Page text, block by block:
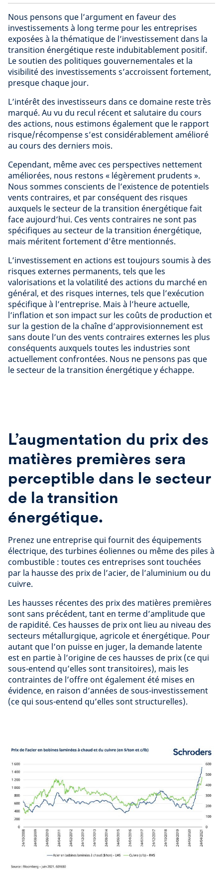
Nous pensons que l’argument en faveur des
investissements à long terme pour les entreprises
exposées à la thématique de l’investissement dans la
transition énergétique reste indubitablement positif.
Le soutien des politiques gouvernementales et la
visibilité des investissements s’accroissent fortement,
presque chaque jour.
L’intérêt des investisseurs dans ce domaine reste très
marqué. Au vu du recul récent et salutaire du cours
des actions, nous estimons également que le rapport
risque/récompense s’est considérablement amélioré
au cours des derniers mois.
Cependant, même avec ces perspectives nettement
améliorées, nous restons « légèrement prudents ».
Nous sommes conscients de l’existence de potentiels
vents contraires, et par conséquent des risques
auxquels le secteur de la transition énergétique fait
face aujourd’hui. Ces vents contraires ne sont pas
spécifiques au secteur de la transition énergétique,
mais méritent fortement d’être mentionnés.
L’investissement en actions est toujours soumis à des
risques externes permanents, tels que les
valorisations et la volatilité des actions du marché en
général, et des risques internes, tels que l’exécution
spécifique à l’entreprise. Mais à l’heure actuelle,
l’inflation et son impact sur les coûts de production et
sur la gestion de la chaîne d’approvisionnement est
sans doute l’un des vents contraires externes les plus
conséquents auxquels toutes les industries sont
actuellement confrontées. Nous ne pensons pas que
le secteur de la transition énergétique y échappe.
L’augmentation du prix des
matières premières sera
perceptible dans le secteur
de la transition
énergétique.
Prenez une entreprise qui fournit des équipements
électrique, des turbines éoliennes ou même des piles à
combustible : toutes ces entreprises sont touchées
par la hausse des prix de l’acier, de l’aluminium ou du
cuivre.
Les hausses récentes des prix des matières premières
sont sans précédent, tant en terme d’amplitude que
de rapidité. Ces hausses de prix ont lieu au niveau des
secteurs métallurgique, agricole et énergétique. Pour
autant que l’on puisse en juger, la demande latente
est en partie à l’origine de ces hausses de prix (ce qui
sous-entend qu’elles sont transitoires), mais les
contraintes de l’offre ont également été mises en
évidence, en raison d’années de sous-investissement
(ce qui sous-entend qu’elles sont structurelles).